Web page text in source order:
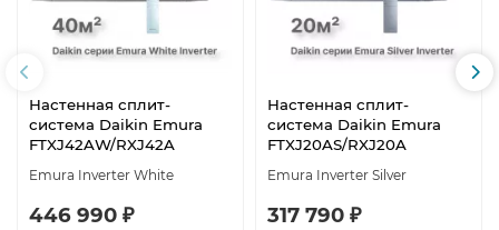
Настенная сплит-
система Daikin Emura
FTXJ42AW/RXJ42A
Emura Inverter White
446 990 ₽
Настенная сплит-
система Daikin Emura
FTXJ20AS/RXJ20A
Emura Inverter Silver
317 790 ₽